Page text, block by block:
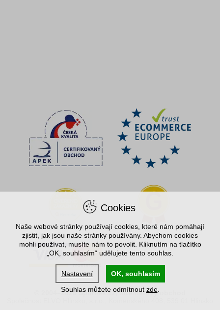
© 2004–2026 Spořílek.cz, internetový obchod
Cookies
Naše webové stránky používají cookies, které nám pomáhají
zjistit, jak jsou naše stránky používány. Abychom cookies
mohli používat, musíte nám to povolit. Kliknutím na tlačítko
„OK, souhlasím“ udělujete tento souhlas.
Nastavení
OK, souhlasím
Souhlas můžete odmítnout zde.